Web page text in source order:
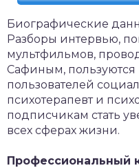
Биографические
Разборы интервью,
мультфильмов,
Сафиным, пользуются
пользователей
психотерапевт и
подписчикам стать
всех сферах жизни.
Профессиональный